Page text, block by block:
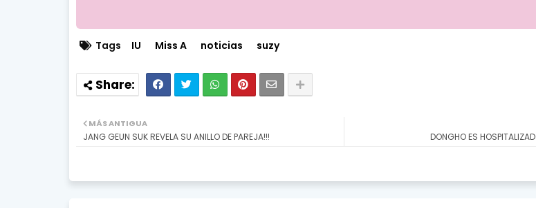
Tags IU Miss A noticias suzy
DONGHO ES
MÁS ANTIGUA
JANG GEUN SUK REVELA SU ANILLO DE PAREJA!!!